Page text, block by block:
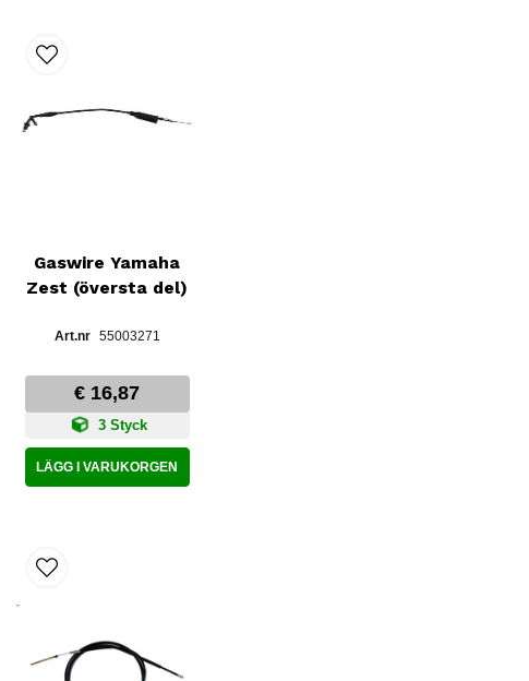
Gaswire Yamaha
Zest (översta del)
55003271
€ 16,87
3 Styck
LÄGG I VARUKORGEN